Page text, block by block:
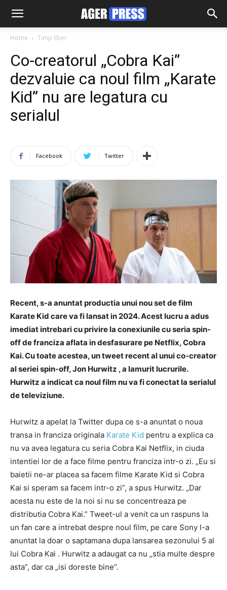
Home Timp liber
Co-creatorul „Cobra Kai”
dezvaluie ca noul film „Karate
Kid” nu are legatura cu
serialul
Facebook Twitter
Recent, s-a anuntat productia unui nou set de film
Karate Kid care va fi lansat in 2024. Acest lucru a adus
imediat intrebari cu privire la conexiunile cu seria spin-
off de franciza aflata in desfasurare pe Netflix, Cobra
Kai. Cu toate acestea, un tweet recent al unui co-creator
al seriei spin-off, Jon Hurwitz , a lamurit lucrurile.
Hurwitz a indicat ca noul film nu va fi conectat la serialul
de televiziune.
Hurwitz a apelat la Twitter dupa ce s-a anuntat o noua
transa in franciza originala Karate Kid pentru a explica ca
nu va avea legatura cu seria Cobra Kai Netflix, in ciuda
intentiei lor de a face filme pentru franciza intr-o zi. „Eu si
baietii ne-ar placea sa facem filme Karate Kid si Cobra
Kai si speram sa facem intr-o zi”, a spus Hurwitz. „Dar
acesta nu este de la noi si nu se concentreaza pe
distributia Cobra Kai.” Tweet-ul a venit ca un raspuns la
un fan care a intrebat despre noul film, pe care Sony l-a
anuntat la doar o saptamana dupa lansarea sezonului 5 al
lui Cobra Kai . Hurwitz a adaugat ca nu „stia multe despre
asta”, dar ca „isi doreste bine”.